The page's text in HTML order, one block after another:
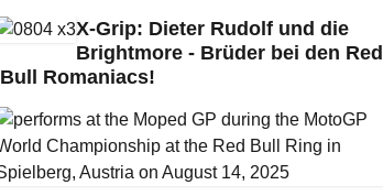
X-Grip: Dieter Rudolf und die
Brightmore - Brüder bei den Red
Bull Romaniacs!